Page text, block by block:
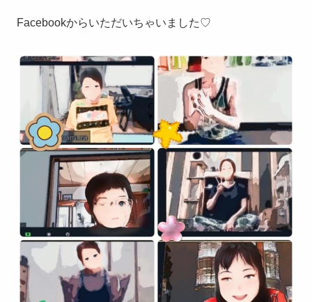
Facebookからいただいちゃいました♡